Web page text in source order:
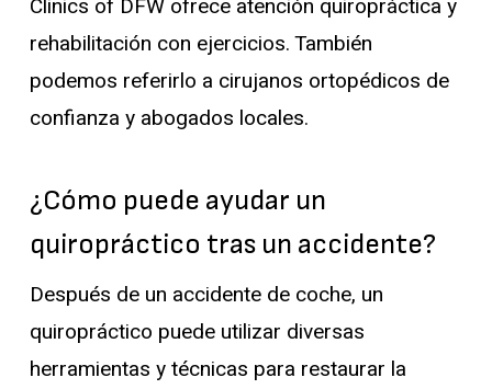
Clinics of DFW ofrece atención quiropráctica y
rehabilitación con ejercicios. También
podemos referirlo a cirujanos ortopédicos de
confianza y abogados locales.
¿Cómo puede ayudar un
quiropráctico tras un accidente?
Después de un accidente de coche, un
quiropráctico puede utilizar diversas
herramientas y técnicas para restaurar la